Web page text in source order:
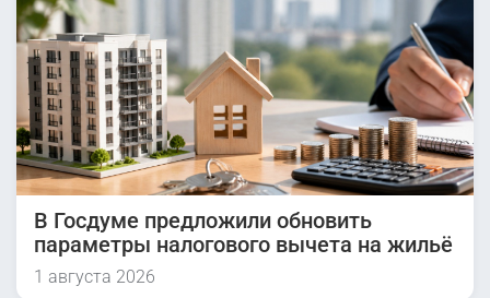
В Госдуме предложили обновить
параметры налогового вычета на жильё
1 августа 2026